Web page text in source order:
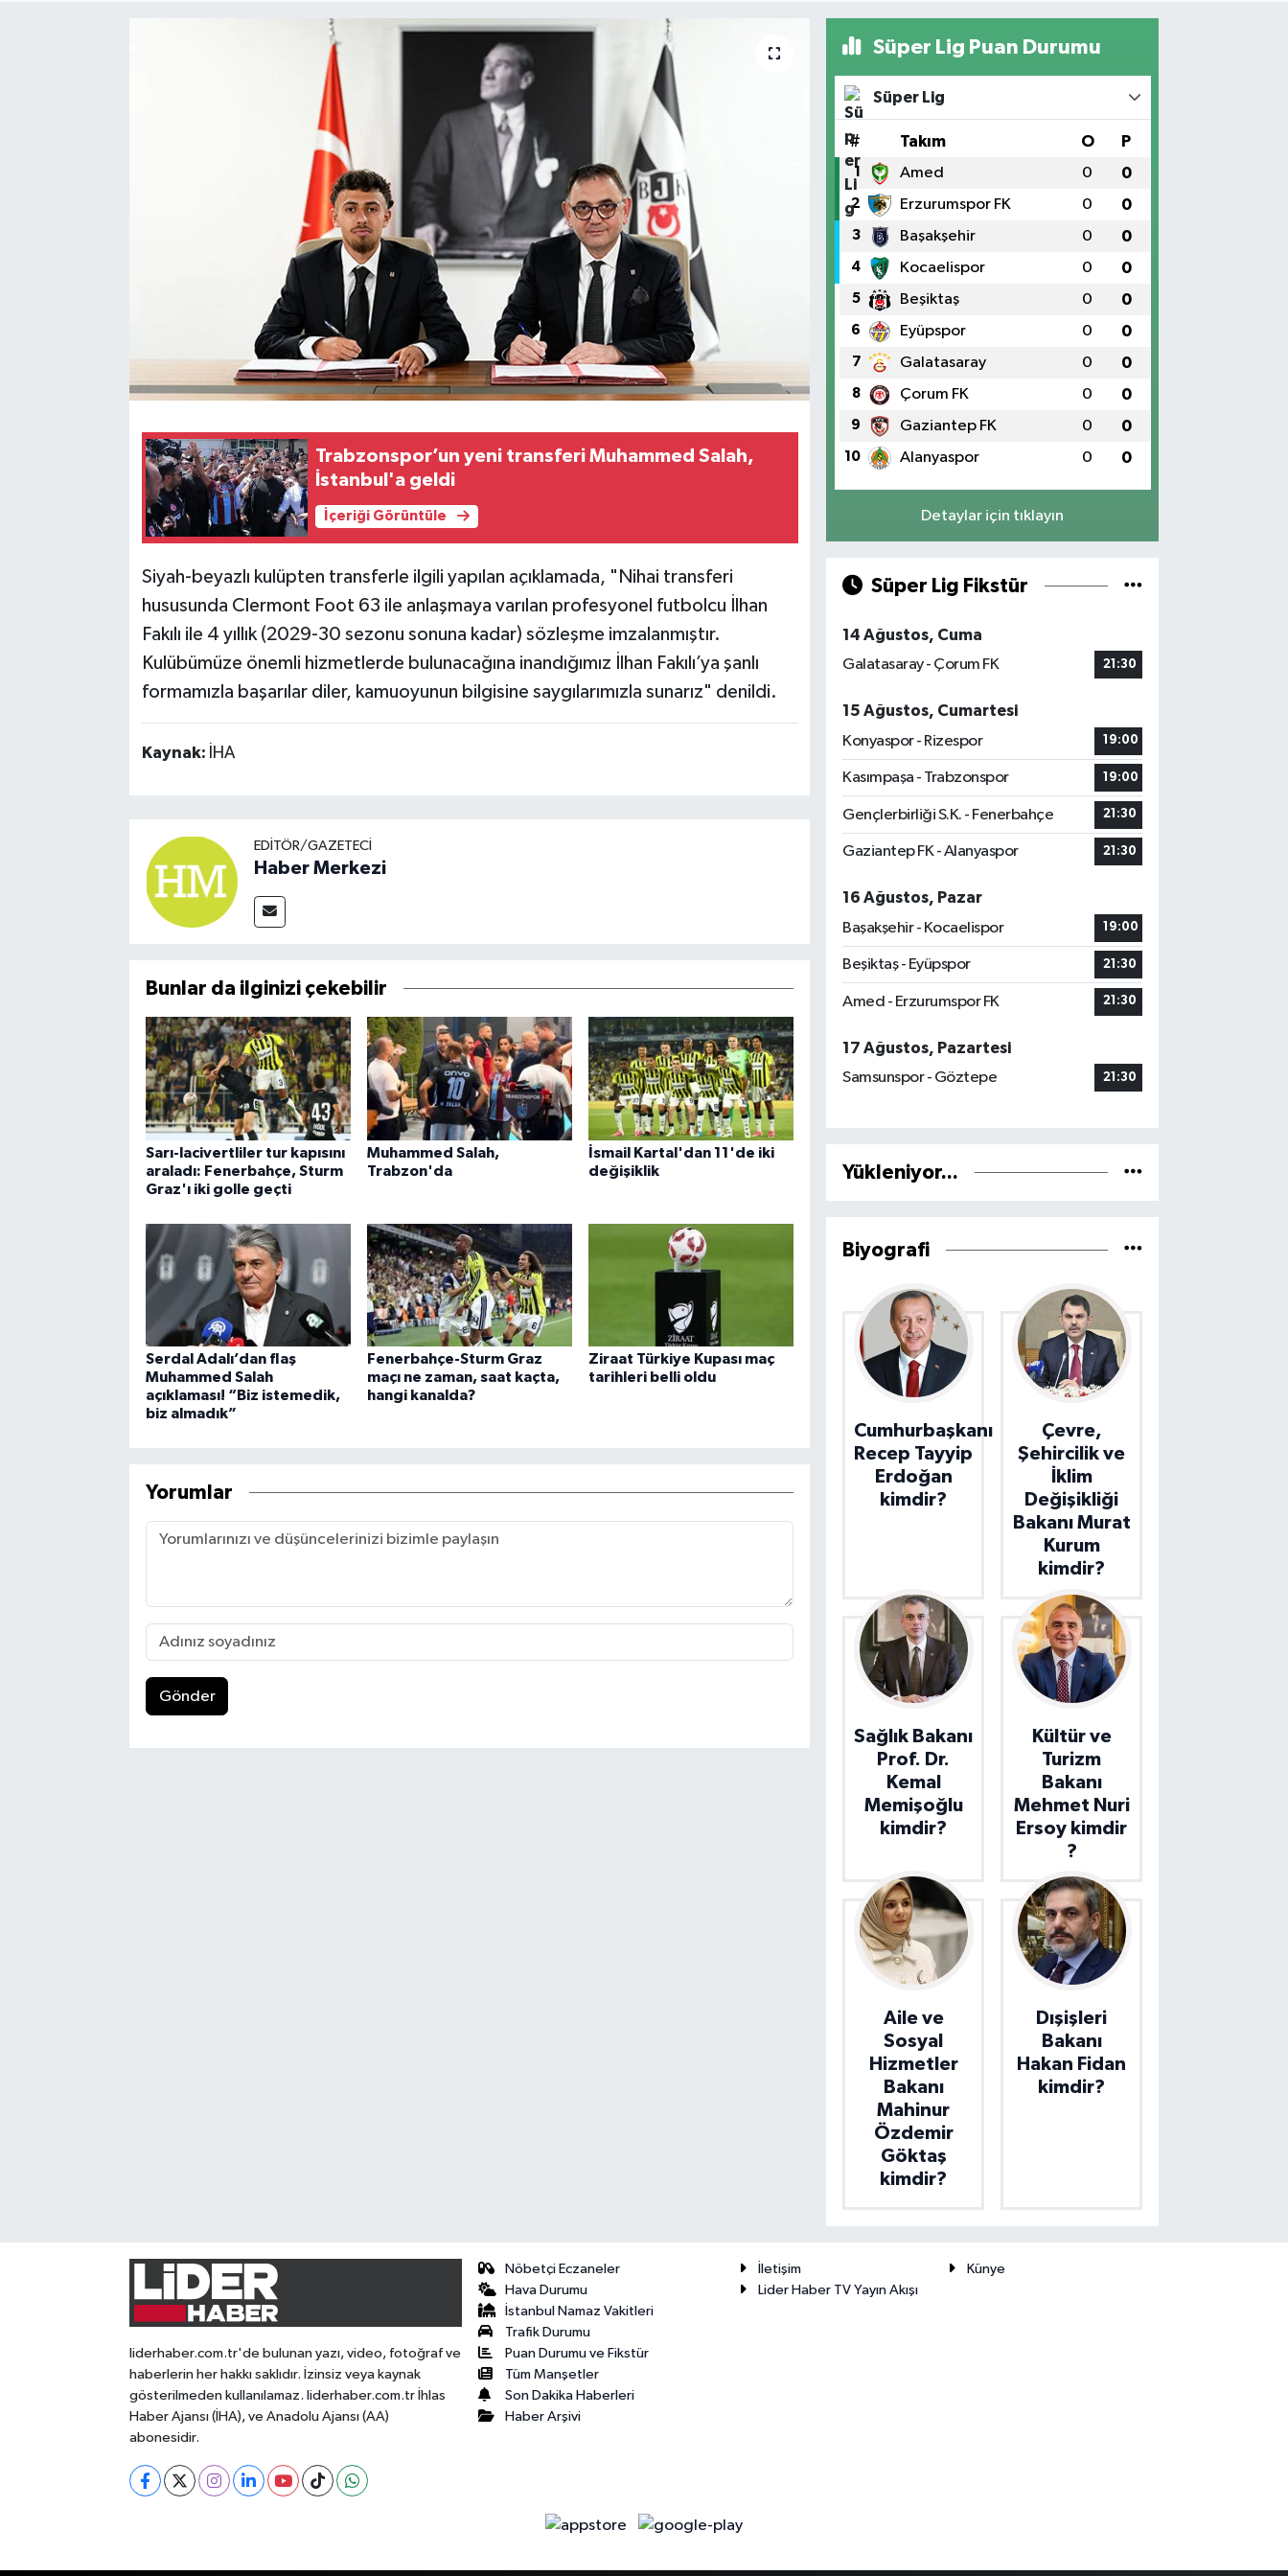
Trabzonspor’un yeni transferi Muhammed Salah,
İstanbul'a geldi
İçeriği Görüntüle
Siyah-beyazlı kulüpten transferle ilgili yapılan açıklamada, "Nihai transferi
hususunda Clermont Foot 63 ile anlaşmaya varılan profesyonel futbolcu İlhan
Fakılı ile 4 yıllık (2029-30 sezonu sonuna kadar) sözleşme imzalanmıştır.
Kulübümüze önemli hizmetlerde bulunacağına inandığımız İlhan Fakılı’ya şanlı
formamızla başarılar diler, kamuoyunun bilgisine saygılarımızla sunarız" denildi.
Kaynak: İHA
EDITÖR/GAZETECI
Haber Merkezi
Bunlar da ilginizi çekebilir
Sarı-lacivertliler tur kapısını
araladı: Fenerbahçe, Sturm
Graz'ı iki golle geçti
Muhammed Salah,
Trabzon'da
İsmail Kartal'dan 11'de iki
değişiklik
Serdal Adalı’dan flaş
Muhammed Salah
açıklaması! “Biz istemedik,
biz almadık”
Fenerbahçe-Sturm Graz
maçı ne zaman, saat kaçta,
hangi kanalda?
Ziraat Türkiye Kupası maç
tarihleri belli oldu
Yorumlar
Gönder
Süper Lig Puan Durumu
Süper Lig
# Takım O P
1 Amed 0 0
2 Erzurumspor FK 0 0
3 Başakşehir 0 0
4 Kocaelispor 0 0
5 Beşiktaş 0 0
6 Eyüpspor 0 0
7 Galatasaray 0 0
8 Çorum FK 0 0
9 Gaziantep FK 0 0
10 Alanyaspor 0 0
Detaylar için tıklayın
Süper Lig Fikstür
14 Ağustos, Cuma
Galatasaray - Çorum FK
21:30
15 Ağustos, Cumartesi
Konyaspor - Rizespor
19:00
Kasımpaşa - Trabzonspor 19:00
Gençlerbirliği S.K. - Fenerbahçe 21:30
Gaziantep FK - Alanyaspor 21:30
16 Ağustos, Pazar
Başakşehir - Kocaelispor
19:00
Beşiktaş - Eyüpspor 21:30
Amed - Erzurumspor FK 21:30
17 Ağustos, Pazartesi
Samsunspor - Göztepe
21:30
Yükleniyor...
Biyografi
Cumhurbaşkanı
Recep Tayyip
Erdoğan
kimdir?
Çevre,
Şehircilik ve
İklim
Değişikliği
Bakanı Murat
Kurum
kimdir?
Sağlık Bakanı
Prof. Dr.
Kemal
Memişoğlu
kimdir?
Kültür ve
Turizm
Bakanı
Mehmet Nuri
Ersoy kimdir
?
Aile ve
Sosyal
Hizmetler
Bakanı
Mahinur
Özdemir
Göktaş
kimdir?
Dışişleri
Bakanı
Hakan Fidan
kimdir?
liderhaber.com.tr'de bulunan yazı, video, fotoğraf ve
haberlerin her hakkı saklıdır. İzinsiz veya kaynak
gösterilmeden kullanılamaz. liderhaber.com.tr İhlas
Haber Ajansı (İHA), ve Anadolu Ajansı (AA)
abonesidir.
Nöbetçi Eczaneler
Hava Durumu
İstanbul Namaz Vakitleri
Trafik Durumu
Puan Durumu ve Fikstür
Tüm Manşetler
Son Dakika Haberleri
Haber Arşivi
İletişim
Künye
Lider Haber TV Yayın Akışı